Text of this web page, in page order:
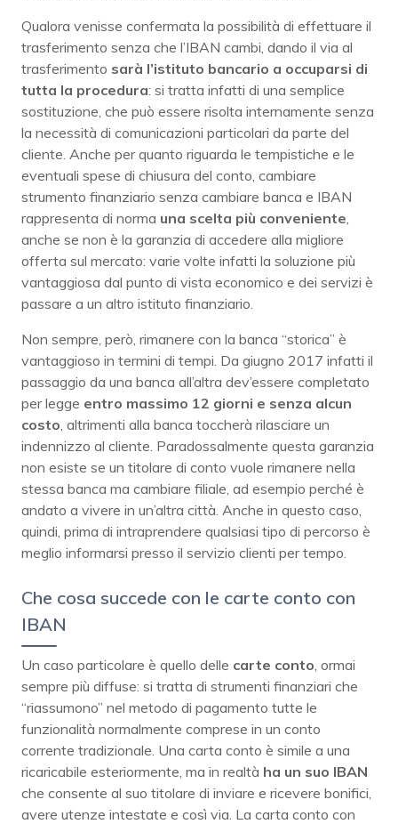
Qualora venisse confermata la possibilità di effettuare il
trasferimento senza che l’IBAN cambi, dando il via al
trasferimento sarà l’istituto bancario a occuparsi di
tutta la procedura: si tratta infatti di una semplice
sostituzione, che può essere risolta internamente senza
la necessità di comunicazioni particolari da parte del
cliente. Anche per quanto riguarda le tempistiche e le
eventuali spese di chiusura del conto, cambiare
strumento finanziario senza cambiare banca e IBAN
rappresenta di norma una scelta più conveniente
anche se non è la garanzia di accedere alla migliore
offerta sul mercato: varie volte infatti la soluzione più
vantaggiosa dal punto di vista economico e dei servizi è
passare a un altro istituto finanziario.
Non sempre, però, rimanere con la banca “storica” è
vantaggioso in termini di tempi. Da giugno 2017 infatti il
passaggio da una banca all’altra dev’essere completato
per legge entro massimo 12 giorni e senza alcun
costo , altrimenti alla banca toccherà rilasciare un
indennizzo al cliente. Paradossalmente questa garanzia
non esiste se un titolare di conto vuole rimanere nella
stessa banca ma cambiare filiale, ad esempio perché è
andato a vivere in un’altra città. Anche in questo caso,
quindi, prima di intraprendere qualsiasi tipo di percorso è
meglio informarsi presso il servizio clienti per tempo.
Che cosa succede con le carte conto con
IBAN
Un caso particolare è quello delle carte conto , ormai
sempre più diffuse: si tratta di strumenti finanziari che
“riassumono” nel metodo di pagamento tutte le
funzionalità normalmente comprese in un conto
corrente tradizionale. Una carta conto è simile a una
ricaricabile esteriormente, ma in realtà ha un suo IBAN
che consente al suo titolare di inviare e ricevere bonifici,
avere utenze intestate e così via. La carta conto con